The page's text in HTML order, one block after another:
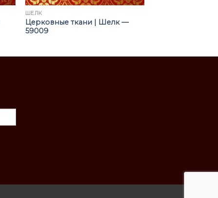
ШЁЛК
Церковные ткани | Шелк —
59009